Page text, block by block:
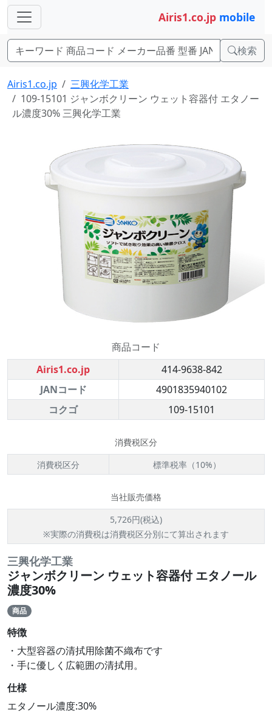
Airis1.co.jp mobile
検索
Airis1.co.jp
三興化学工業
109-15101 ジャンボクリーン ウェット容器付 エタノー
ル濃度30% 三興化学工業
商品コード
Airis1.co.jp
414-9638-842
JANコード
4901835940102
コクゴ
109-15101
消費税区分
消費税区分
標準税率（10%）
当社販売価格
5,726円(税込)
※実際の消費税は消費税区分別にて算出されます
三興化学工業
ジャンボクリーン ウェット容器付 エタノール
濃度30%
商品
特徴
・大型容器の清拭用除菌不織布です
・手に優しく広範囲の清拭用。
仕様
エタノール濃度:30%